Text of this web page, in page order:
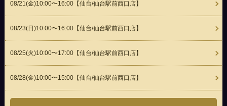
08/21(金)10:00〜16:00【仙台/仙台駅前西口店】
08/23(日 )10:00〜16:00【仙台/仙台駅前西口店】
08/25(火)10:00〜17:00【仙台/仙台駅前西口店】
08/28(金)10:00〜15:00【仙台/仙台駅前西口店】